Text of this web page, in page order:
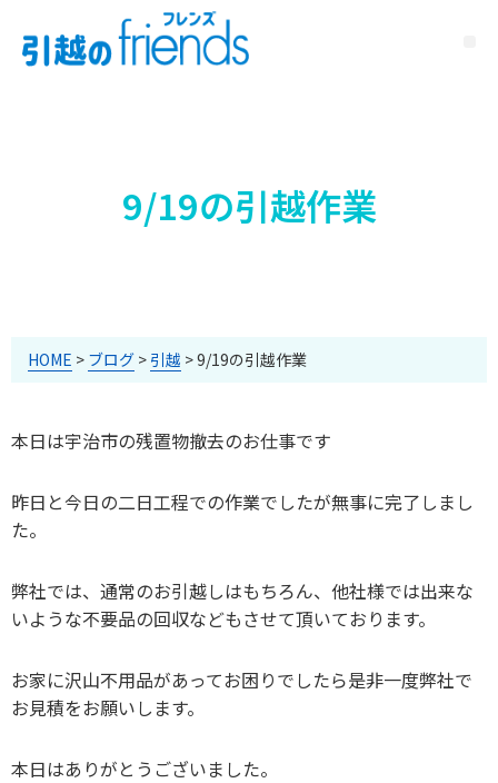
9/19の引越作業
HOME > ブログ > 引越 >9/19の引越作業
本日は宇治市の残置物撤去のお仕事です
昨日と今日の二日工程での作業でしたが無事に完了しまし
た。
弊社では、通常のお引越しはもちろん、他社様では出来な
いような不要品の回収などもさせて頂いております。
お家に沢山不用品があってお困りでしたら是非一度弊社で
お見積をお願いします。
本日はありがとうございました。